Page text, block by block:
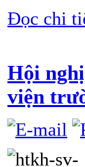
Đọc chi
Hội
viện